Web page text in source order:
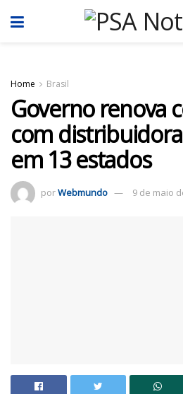
Home Brasil
Governo renova
com
em 13 estados
porWebmundo 9 de maio